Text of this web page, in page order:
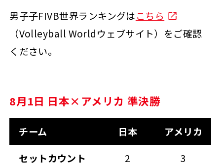
男子子FIVB世界ランキングはこちら
（Volleyball Worldウェブサイト）をご確認
ください。
8月1日 日本×アメリカ 準決勝
チーム 日本
アメリカ
セットカウント
2
3